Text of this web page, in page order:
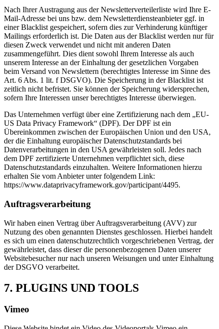
Nach Ihrer Austragung aus der Newsletterverteilerliste wird Ihre E-
Mail-Adresse bei uns bzw. dem Newsletterdiensteanbieter ggf. in
einer Blacklist gespeichert, sofern dies zur Verhinderung künftiger
Mailings erforderlich ist. Die Daten aus der Blacklist werden nur für
diesen Zweck verwendet und nicht mit anderen Daten
zusammengeführt. Dies dient sowohl Ihrem Interesse als auch
unserem Interesse an der Einhaltung der gesetzlichen Vorgaben
beim Versand von Newslettern (berechtigtes Interesse im Sinne des
Art. 6 Abs. 1 lit. f DSGVO). Die Speicherung in der Blacklist ist
zeitlich nicht befristet. Sie können der Speicherung widersprechen,
sofern Ihre Interessen unser berechtigtes Interesse überwiegen.
Das Unternehmen verfügt über eine Zertifizierung nach dem „EU-
US Data Privacy Framework“ (DPF). Der DPF ist ein
Übereinkommen zwischen der Europäischen Union und den USA,
der die Einhaltung europäischer Datenschutzstandards bei
Datenverarbeitungen in den USA gewährleisten soll. Jedes nach
dem DPF zertifizierte Unternehmen verpflichtet sich, diese
Datenschutzstandards einzuhalten. Weitere Informationen hierzu
erhalten Sie vom Anbieter unter folgendem Link:
https://www.dataprivacyframework.gov/participant/4495.
Auftragsverarbeitung
Wir haben einen Vertrag über Auftragsverarbeitung (AVV) zur
Nutzung des oben genannten Dienstes geschlossen. Hierbei handelt
es sich um einen datenschutzrechtlich vorgeschriebenen Vertrag, der
gewährleistet, dass dieser die personenbezogenen Daten unserer
Websitebesucher nur nach unseren Weisungen und unter Einhaltung
der DSGVO verarbeitet.
7. PLUGINS UND TOOLS
Vimeo